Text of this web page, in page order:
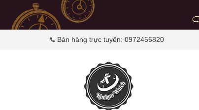
Bán hàng trực tuyến: 0972456820